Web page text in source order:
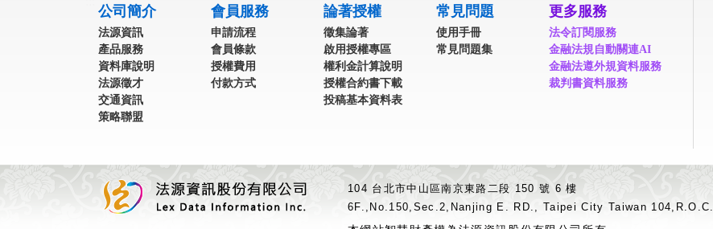
公司簡介
法源資訊
產品服務
資料庫說明
法源徵才
交通資訊
策略聯盟
會員服務
申請流程
會員條款
授權費用
付款方式
論著授權
徵集論著
啟用授權專區
權利金計算說明
授權合約書下載
投稿基本資料表
常見問題
使用手冊
常見問題集
更多服務
法令訂閱服務
金融法規自動關連AI
金融法遵外規資料服務
裁判書資料服務
104 台北市中山區南京東路二段 150 號 6 樓
6F.,No.150,Sec.2,Nanjing E. RD., Taipei City Taiwan 104,R.O.C.